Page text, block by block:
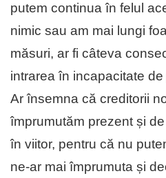
putem continua în felul
nimic sau am mai lungi
măsuri, ar fi câteva
intrarea în incapacitate
Ar însemna că creditorii
împrumutăm prezent și
în viitor, pentru că nu
ne-ar mai împrumuta și